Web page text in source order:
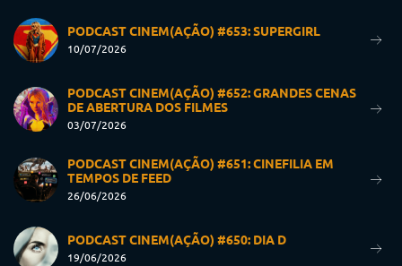
PODCAST CINEM(AÇÃO) #653: SUPERGIRL
10/07/2026
PODCAST CINEM(AÇÃO) #652: GRANDES CENAS
DE ABERTURA DOS FILMES
03/07/2026
PODCAST CINEM(AÇÃO) #651: CINEFILIA EM
TEMPOS DE FEED
26/06/2026
PODCAST CINEM(AÇÃO) #650: DIA D
19/06/2026